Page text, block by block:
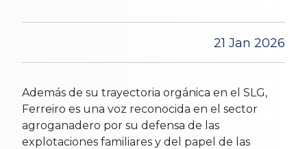
21 Jan 2026
Además de su trayectoria orgánica en el SLG,
Ferreiro es una voz reconocida en el sector
agroganadero por su defensa de las
explotaciones familiares y del papel de las